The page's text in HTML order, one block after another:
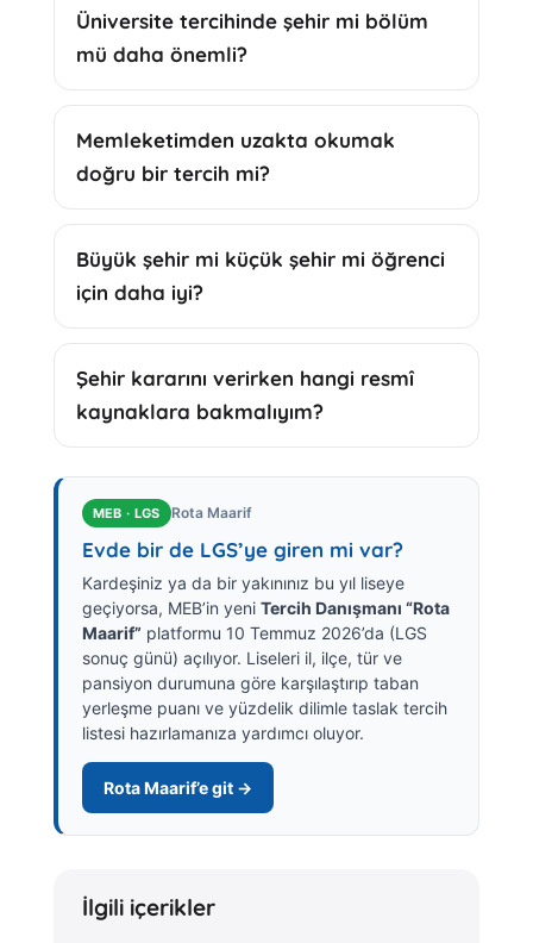
Üniversite tercihinde şehir mi bölüm
mü daha önemli?
Memleketimden uzakta okumak
doğru bir tercih mi?
Büyük şehir mi küçük şehir mi öğrenci
için daha iyi?
Şehir kararını verirken hangi resmî
kaynaklara bakmalıyım?
MEB · LGS Rota Maarif
Evde bir de LGS’ye giren mi var?
Kardeşiniz ya da bir yakınınız bu yıl liseye
geçiyorsa, MEB’in yeni Tercih Danışmanı “Rota
Maarif” platformu 10 Temmuz 2026’da (LGS
sonuç günü) açılıyor. Liseleri il, ilçe, tür ve
pansiyon durumuna göre karşılaştırıp taban
yerleşme puanı ve yüzdelik dilimle taslak tercih
listesi hazırlamanıza yardımcı oluyor.
Rota Maarif’e git →
İlgili içerikler